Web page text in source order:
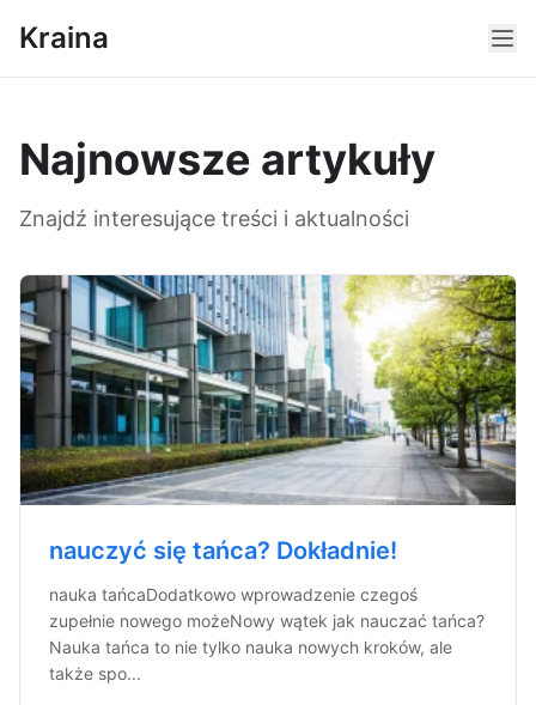
Kraina
Najnowsze artykuły
Znajdź interesujące treści i aktualności
nauczyć się tańca? Dokładnie!
nauka tańcaDodatkowo wprowadzenie czegoś
zupełnie nowego możeNowy wątek jak nauczać tańca?
Nauka tańca to nie tylko nauka nowych kroków, ale
także spo...